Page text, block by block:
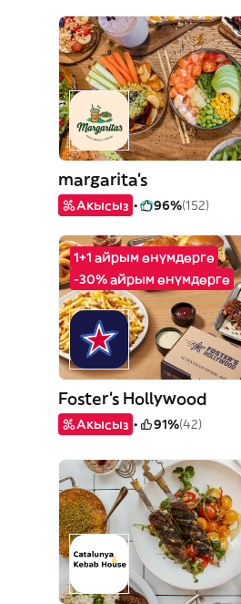
margarita's
Акысыз 96%(152)
1+1 айрым өнүмдөргө
-30% айрым өнүмдөргө
Foster's Hollywood
Акысыз 91%(42)